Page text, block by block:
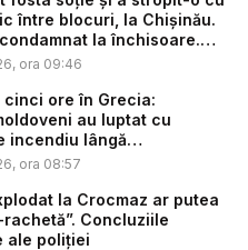
între blocuri, la Chișinău.
la închisoare.
ora 09:46
cinci ore în Grecia:
au luptat cu
incendiu lângă
ora 08:57
la Crocmaz ar putea
Concluziile
ale poliției